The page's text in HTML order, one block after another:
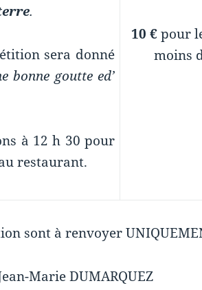
.
sera donné
bonne goutte ed’
à 12 h 30 pour
restaurant.
10 €pour
moins
sont à renvoyer
Marie DUMARQUEZ